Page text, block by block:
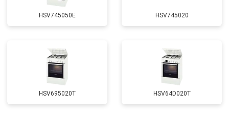
HSV745050E HSV745020
HSV695020T HSV64D020T